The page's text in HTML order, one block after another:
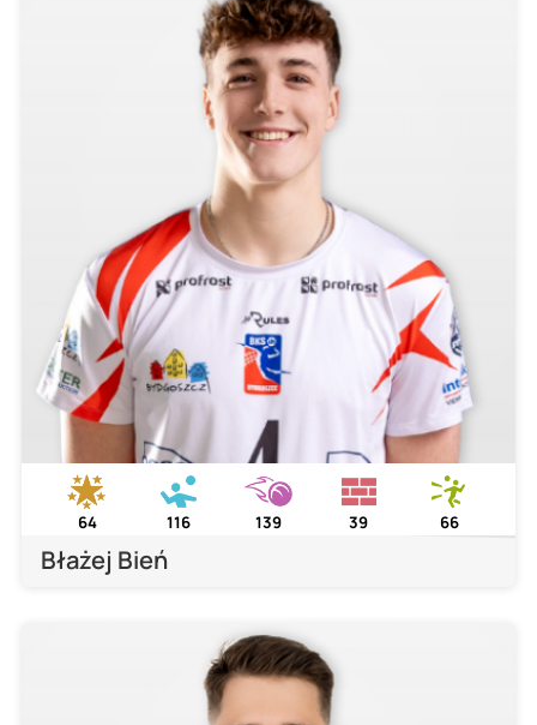
64 116 139 39 66
Błażej Bień